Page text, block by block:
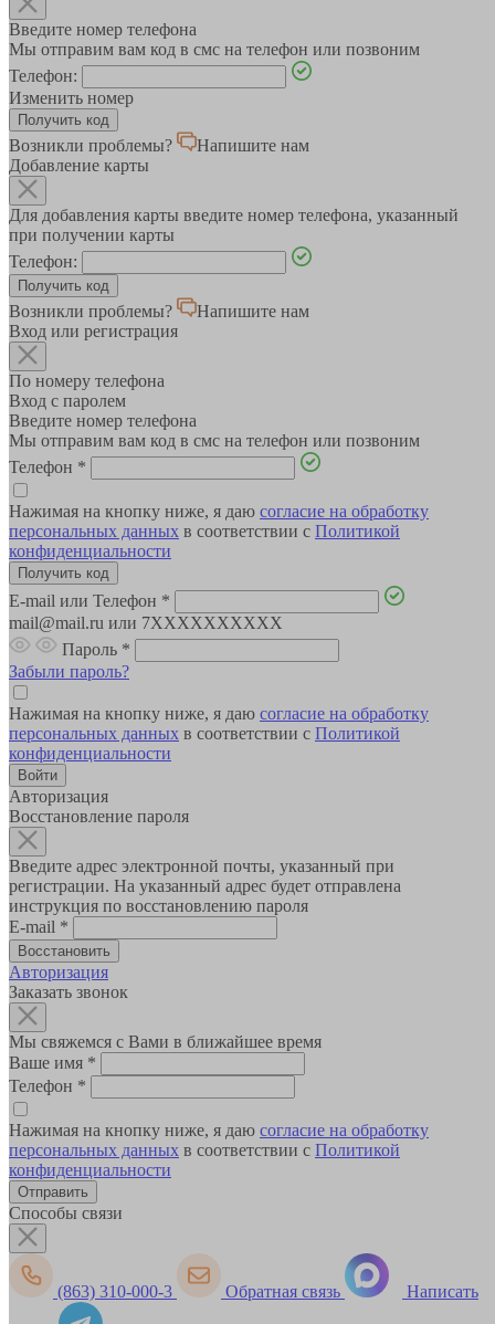
Введите номер телефона
Мы отправим вам код в смс на телефон или позвоним
Телефон:
Изменить номер
Возникли проблемы?
Напишите нам
Добавление карты
Для добавления карты введите номер телефона, указанный
при получении карты
Телефон:
Возникли проблемы?
Напишите нам
Вход или регистрация
По номеру телефона
Вход с паролем
Введите номер телефона
Мы отправим вам код в смс на телефон или позвоним
Телефон *
Нажимая на кнопку ниже, я даю согласие на обработку
персональных данных в соответствии с Политикой
конфиденциальности
E-mail или Телефон *
mail@mail.ru или 7XXXXXXXXXX
Пароль *
Забыли пароль?
Нажимая на кнопку ниже, я даю согласие на обработку
персональных данных в соответствии с Политикой
конфиденциальности
Авторизация
Восстановление пароля
Введите адрес электронной почты, указанный при
регистрации. На указанный адрес будет отправлена
инструкция по восстановлению пароля
E-mail *
Авторизация
Заказать звонок
Мы свяжемся с Вами в ближайшее время
Ваше имя *
Телефон *
Нажимая на кнопку ниже, я даю согласие на обработку
персональных данных в соответствии с Политикой
конфиденциальности
Способы связи
(863) 310-000-3 Обратная связь Написать